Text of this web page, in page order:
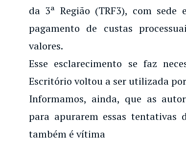
da 3ª Região (TRF3), com
pagamento de custas
valores.
Esse esclarecimento se faz
Escritório voltou a ser utilizada
Informamos, ainda, que as
para apurarem essas tentativas
também é vítima